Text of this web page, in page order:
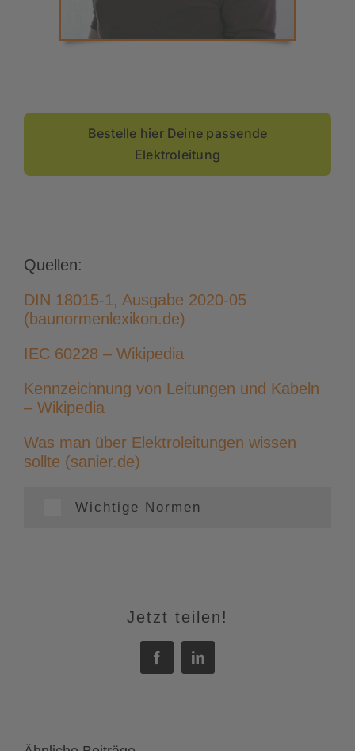
Bestelle hier Deine passende
Elektroleitung
Quellen:
DIN 18015-1, Ausgabe 2020-05
(baunormenlexikon.de)
IEC 60228 – Wikipedia
Kennzeichnung von Leitungen und Kabeln
– Wikipedia
Was man über Elektroleitungen wissen
sollte (sanier.de)
Wichtige Normen
Jetzt teilen!
FacebookLinkedIn